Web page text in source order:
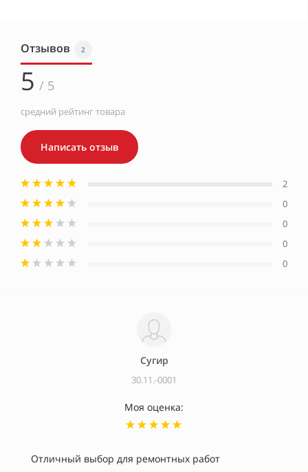
Отзывов 2
5 / 5
средний рейтинг товара
Написать отзыв
2
0
0
0
0
Сугир
30.11.-0001
Моя оценка:
Отличный выбор для ремонтных работ